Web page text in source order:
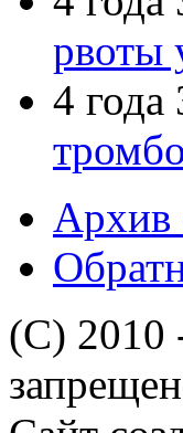
рвоты
4 года
Архив
(C) 2010